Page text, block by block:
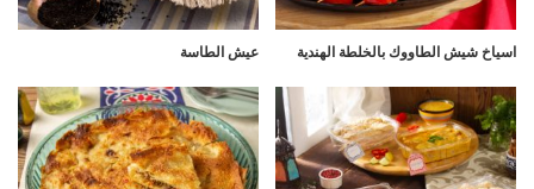
اسياخ شيش الطاووك بالخلطة الهندية عيش الطاسة